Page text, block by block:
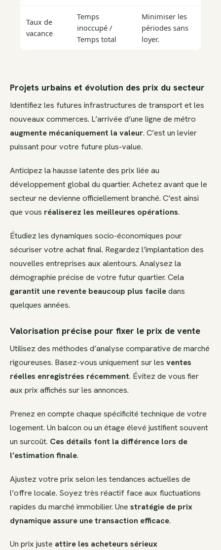
Taux de
vacance
Temps
inoccupé /
Temps total
Minimiser les
périodes sans
loyer.
Projets urbains et évolution des prix du secteur
Identifiez les futures infrastructures de transport et les
nouveaux commerces. L’arrivée d’une ligne de métro
augmente mécaniquement la valeur. C’est un levier
puissant pour votre future plus-value.
Anticipez la hausse latente des prix liée au
développement global du quartier. Achetez avant que le
secteur ne devienne officiellement branché. C’est ainsi
que vous réaliserez les meilleures opérations.
Étudiez les dynamiques socio-économiques pour
sécuriser votre achat final. Regardez l’implantation des
nouvelles entreprises aux alentours. Analysez la
démographie précise de votre futur quartier. Cela
garantit une revente beaucoup plus faciledans
quelques années.
Valorisation précise pour fixer le prix de vente
Utilisez des méthodes d’analyse comparative de marché
rigoureuses. Basez-vous uniquement sur les ventes
réelles enregistrées récemment. Évitez de vous fier
aux prix affichés sur les annonces.
Prenez en compte chaque spécificité technique de votre
logement. Un balcon ou un étage élevé justifient souvent
un surcoût. Ces détails font la différence lors de
l’estimation finale.
Ajustez votre prix selon les tendances actuelles de
l’offre locale. Soyez très réactif face aux fluctuations
rapides du marché immobilier. Une stratégie de prix
dynamique assure une transaction efficace.
Un prix juste attire les acheteurs sérieux